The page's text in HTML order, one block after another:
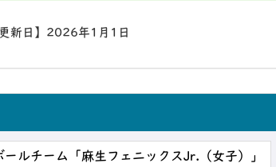
更新日】 2026年1月1日
ールチーム「麻生フェニックスJr.（女子）」